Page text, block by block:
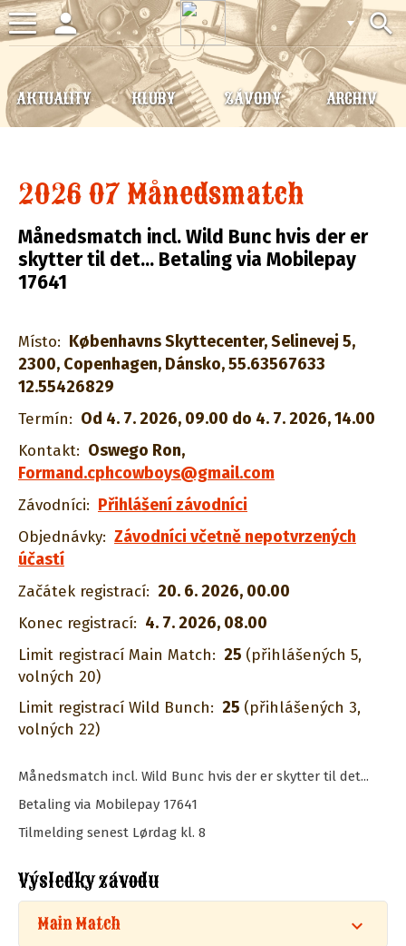
Toggle
navigation
search
person
KLUBY
AKTUALITY ZÁVODY ARCHIV
2026 07 Månedsmatch
Månedsmatch incl. Wild Bunc hvis der er
skytter til det... Betaling via Mobilepay
17641
Místo: Københavns Skyttecenter, Selinevej 5,
2300, Copenhagen, Dánsko, 55.63567633
12.55426829
Termín: Od 4. 7. 2026, 09.00 do 4. 7. 2026, 14.00
Kontakt: Oswego Ron,
Formand.cphcowboys@gmail.com
Závodníci: Přihlášení závodníci
Objednávky: Závodníci včetně nepotvrzených
účastí
Začátek registrací: 20. 6. 2026, 00.00
Konec registrací: 4. 7. 2026, 08.00
Limit registrací Main Match: 25 (přihlášených 5,
volných 20)
Limit registrací Wild Bunch: 25 (přihlášených 3,
volných 22)
Månedsmatch incl. Wild Bunc hvis der er skytter til det...
Betaling via Mobilepay 17641
Tilmelding senest Lørdag kl. 8
Výsledky závodu
Main Match